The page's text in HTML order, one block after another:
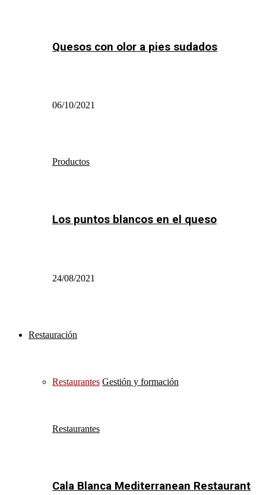
Quesos con olor a pies sudados
06/10/2021
Productos
Los puntos blancos en el queso
24/08/2021
Restauración
Restaurantes Gestión y formación
Restaurantes
Cala Blanca Mediterranean Restaurant